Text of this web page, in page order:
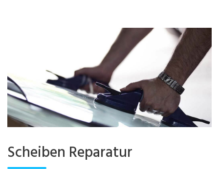
Scheiben Reparatur